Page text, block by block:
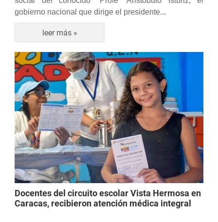
gobierno nacional que dirige el presidente...
leer más »
Docentes del circuito escolar Vista Hermosa en
Caracas, recibieron atención médica integral